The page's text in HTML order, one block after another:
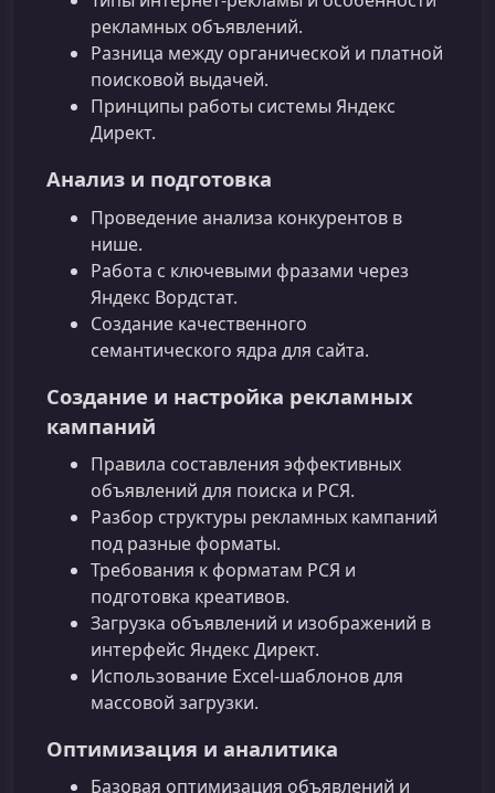
рекламных объявлений.
Разница между органической и платной
поисковой выдачей.
Принципы работы системы Яндекс
Директ.
Анализ и подготовка
Проведение анализа конкурентов в
нише.
Работа с ключевыми фразами через
Яндекс Вордстат.
Создание качественного
семантического ядра для сайта.
Создание и настройка рекламных
кампаний
Правила составления эффективных
объявлений для поиска и РСЯ.
Разбор структуры рекламных кампаний
под разные форматы.
Требования к форматам РСЯ и
подготовка креативов.
Загрузка объявлений и изображений в
интерфейс Яндекс Директ.
Использование Excel‑шаблонов для
массовой загрузки.
Оптимизация и аналитика
Базовая оптимизация объявлений и